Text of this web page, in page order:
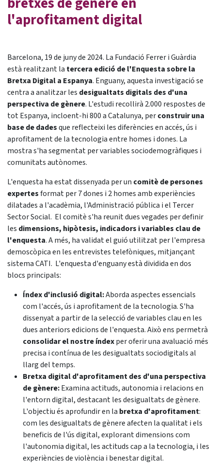
l'aprofitament digital
Barcelona, 19 de juny de 2024. La Fundació Ferrer i Guàrdia
està realitzant la tercera edició de l'Enquesta sobre la
Bretxa Digital a Espanya. Enguany, aquesta investigació se
centra a analitzar les desigualtats digitals des d'una
perspectiva de gènere. L'estudi recollirà 2.000 respostes de
tot Espanya, incloent-hi 800 a Catalunya, perconstruir una
base de dadesque reflecteixi les diferències en accés, ús i
aprofitament de la tecnologia entre homes i dones. La
mostra s'ha segmentat per variables sociodemogràfiques i
comunitats autònomes.
L'enquesta ha estat dissenyada per un comitè de persones
expertesformat per 7 dones i 2 homes amb experiències
dilatades a l'acadèmia, l'Administració pública i el Tercer
Sector Social. El comitè s'ha reunit dues vegades per definir
les dimensions, hipòtesis, indicadors i variables clau de
l'enquesta. A més, ha validat el guió utilitzat per l'empresa
demoscòpica en les entrevistes telefòniques, mitjançant
sistema CATI. L'enquesta d'enguany està dividida en dos
blocs principals:
Índex d'inclusió digital:Aborda aspectes essencials
com l'accés, ús i aprofitament de la tecnologia. S'ha
dissenyat a partir de la selecció de variables clau en les
dues anteriors edicions de l'enquesta. Això ens permetrà
consolidar el nostre índexper oferir una avaluació més
precisa i contínua de les desigualtats sociodigitals al
llarg del temps.
Bretxa digital d'aprofitament des d'una perspectiva
de gènere:Examina actituds, autonomia i relacions en
l'entorn digital, destacant les desigualtats de gènere.
L'objectiu és aprofundir en la bretxa d'aprofitament:
com les desigualtats de gènere afecten la qualitat i els
beneficis de l'ús digital, explorant dimensions com
l'autonomia digital, les actituds cap a la tecnologia, i les
experiències de violència i benestar digital.